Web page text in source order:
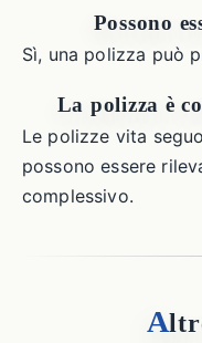
Possono
Sì, una polizza può
La polizza è
Le polizze vita
possono essere
complessivo.
A